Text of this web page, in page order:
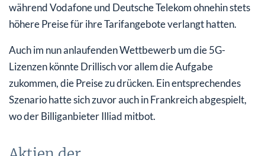
während Vodafone und Deutsche Telekom ohnehin stets
höhere Preise für ihre Tarifangebote verlangt hatten.
Auch im nun anlaufenden Wettbewerb um die 5G-
Lizenzen könnte Drillisch vor allem die Aufgabe
zukommen, die Preise zu drücken. Ein entsprechendes
Szenario hatte sich zuvor auch in Frankreich abgespielt,
wo der Billiganbieter Illiad mitbot.